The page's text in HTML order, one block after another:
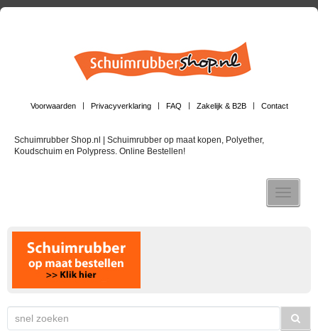
Voorwaarden Privacyverklaring FAQ Zakelijk & B2B Contact
Schuimrubber Shop.nl | Schuimrubber op maat kopen, Polyether,
Koudschuim en Polypress. Online Bestellen!
Toggle